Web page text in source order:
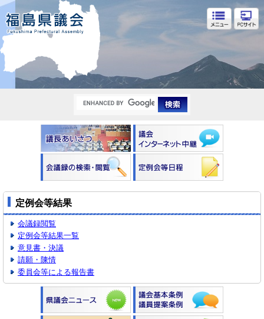
福島県議会
定例会等結果
会議録閲覧
定例会等結果一覧
意見書・決議
請願・陳情
委員会等による報告書